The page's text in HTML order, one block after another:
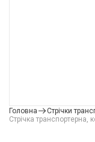
Головна Стрічки
Стрічка